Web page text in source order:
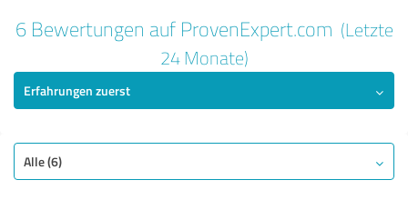
GUT
Nutzen
Leistungen
6 Bewertungen auf ProvenExpert.com (Letzte
24 Monate)
Erfahrungen zuerst
Alle (6)